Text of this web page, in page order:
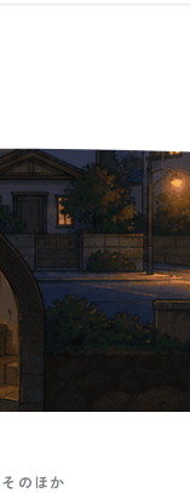
そのほか